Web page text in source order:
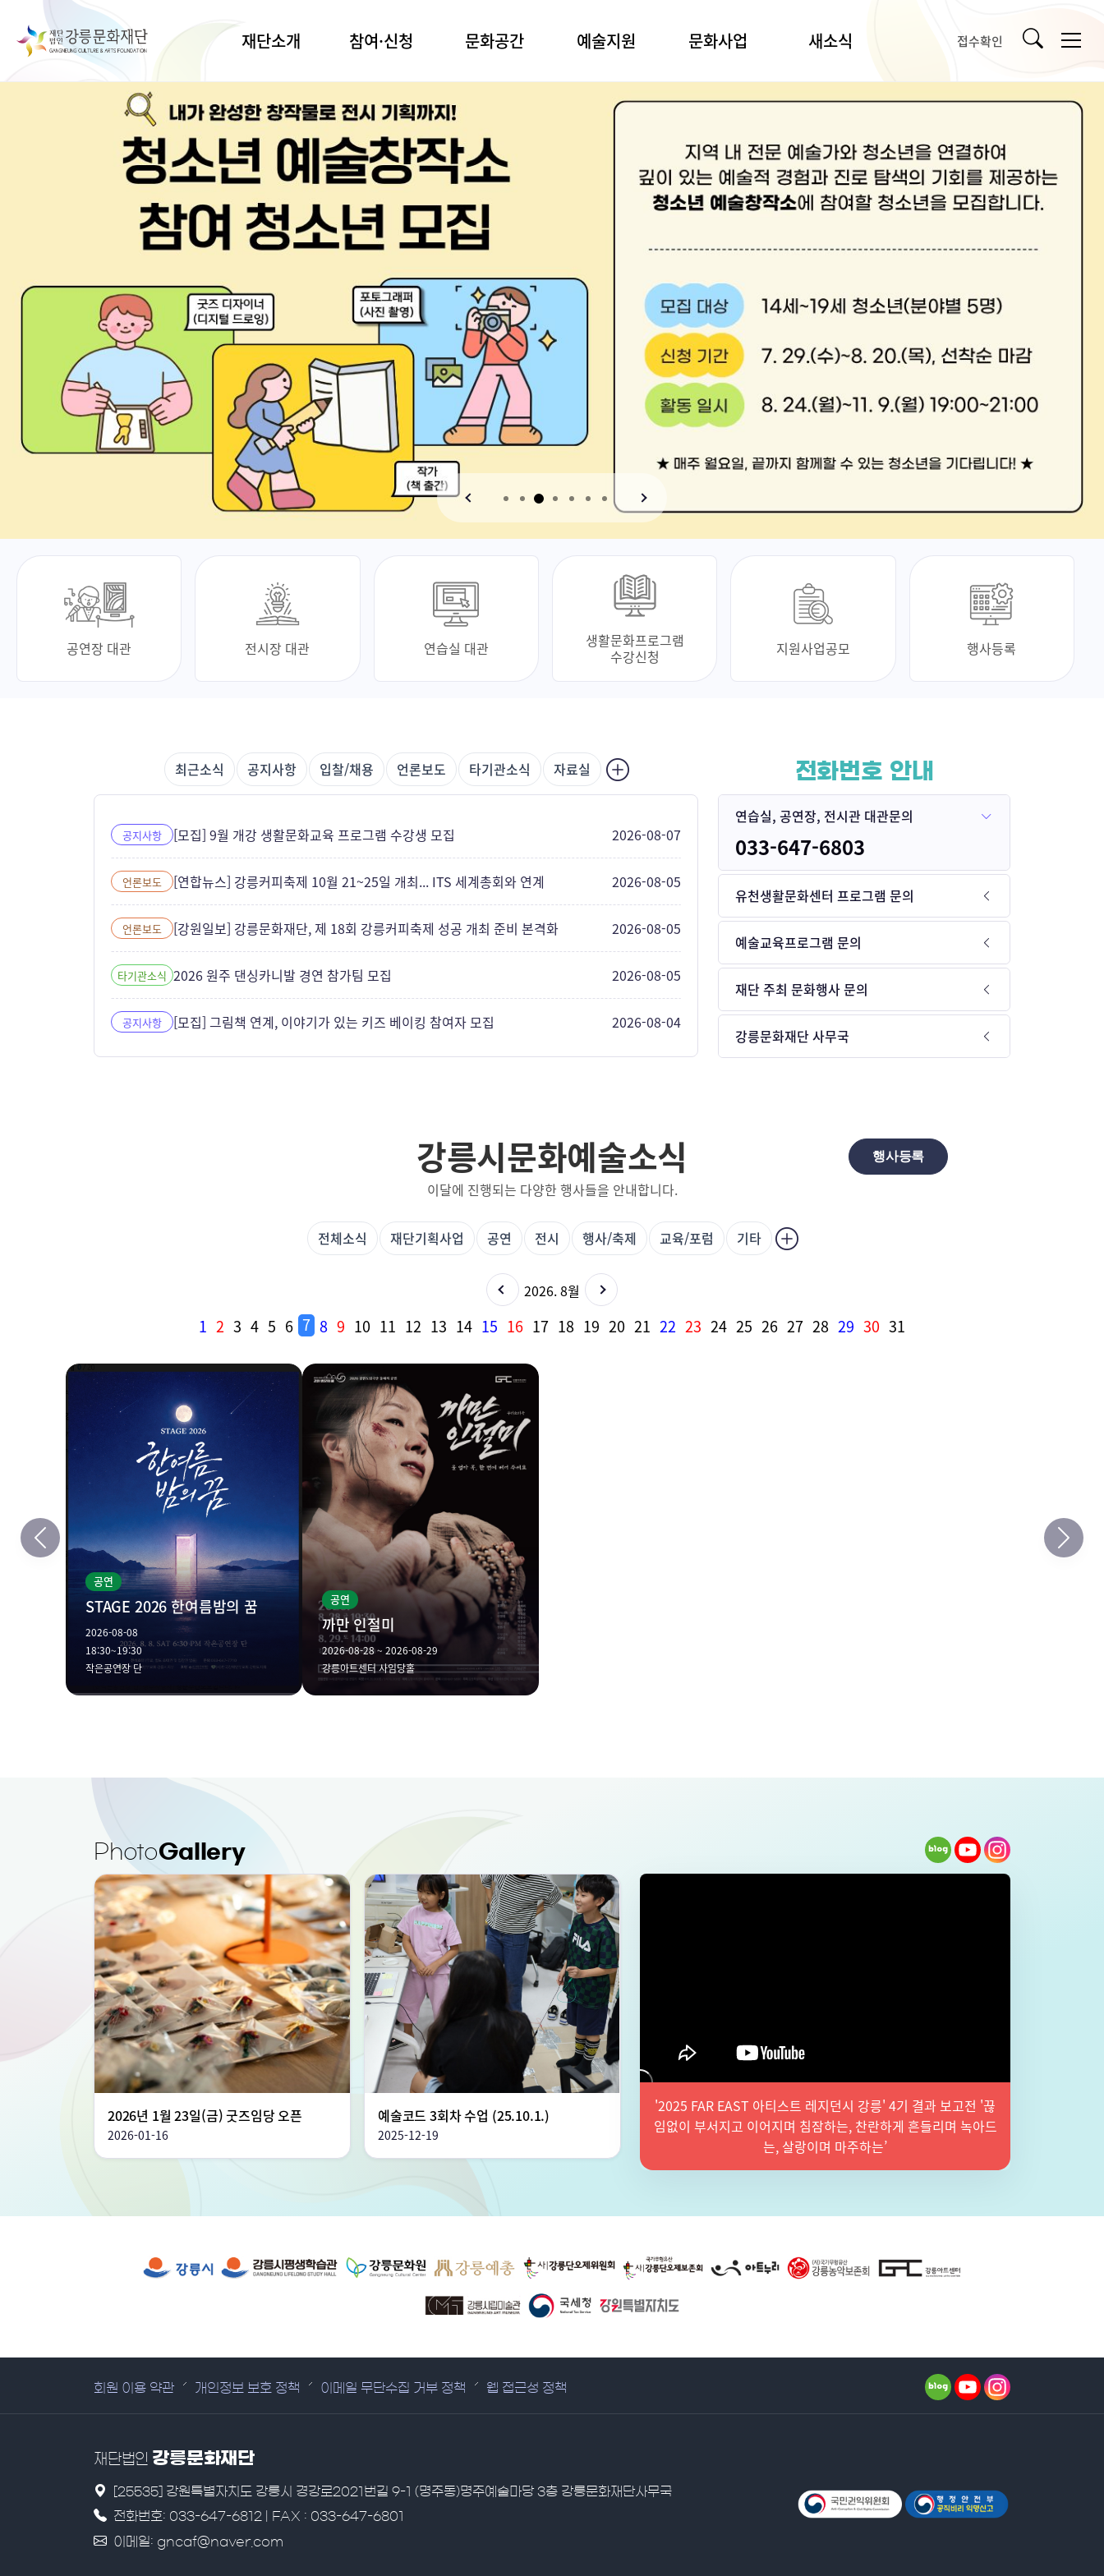
재단소개
인사말
비전·목표
연혁·CI
열린경영
경영공시
참여·신청
공간대관
공연장
전시장
생활문화 프로그램
명주예술마당 2동
임당생활문화센터
예술교육 프로그램
문화공간
명주예술마당
명주예술마당 2동
임당생활문화센터
유천생활문화센터
시나미플랫폼
작은공연장 단
예술지원
박준용청년예술문화상
문화사업
문화예술교육
꿈의 무용단
꿈의 극단
강릉커피축제
새소식
공지사항
언론보도
강릉시문화예술소식
자료실
접수확인
메인 배너
공연장 대관 전시장 대관 연습실 대관
생활문화프로그램
수강신청
지원사업공모 행사등록
최근소식 공지사항 입찰/채용 언론보도 타기관소식 자료실
공지사항 [모집] 9월 개강 생활문화교육 프로그램 수강생 모집 2026-08-07
언론보도 [연합뉴스] 강릉커피축제 10월 21~25일 개최... ITS 세계총회와 연계 2026-08-05
언론보도 [강원일보] 강릉문화재단, 제 18회 강릉커피축제 성공 개최 준비 본격화 2026-08-05
타기관소식 2026 원주 댄싱카니발 경연 참가팀 모집 2026-08-05
공지사항 [모집] 그림책 연계, 이야기가 있는 키즈 베이킹 참여자 모집 2026-08-04
전화번호 안내
연습실, 공연장, 전시관 대관문의
033-647-6803
유천생활문화센터 프로그램 문의
예술교육프로그램 문의
재단 주최 문화행사 문의
강릉문화재단 사무국
행사등록
강릉시문화예술소식
이달에 진행되는 다양한 행사들을 안내합니다.
전체소식 재단기획사업 공연 전시 행사/축제 교육/포럼 기타
2026. 8월
1 2 3 4 5 6 7 8 9 10 11 12 13 14 15 16 17 18 19 20 21 22 23 24 25 26 27 28 29 30 31
공연
STAGE 2026 한여름밤의 꿈
2026-08-08
18:30~19:30
작은공연장 단
공연
까만 인절미
2026-08-28 ~ 2026-08-29
강릉아트센터 사임당홀
PhotoGallery
2026년 1월 23일(금) 굿즈임당 오픈
2026-01-16
예술코드 3회차 수업 (25.10.1.)
2025-12-19
'2025 FAR EAST 아티스트 레지던시 강릉' 4기 결과 보고전 '끊
임없이 부서지고 이어지며 침잠하는, 찬란하게 흔들리며 녹아드
는, 살랑이며 마주하는’
회원 이용 약관 개인정보 보호 정책 이메일 무단수집 거부 정책 웹 접근성 정책
재단법인 강릉문화재단
[25535] 강원특별자치도 강릉시 경강로2021번길 9-1 (명주동)명주예술마당 3층 강릉문화재단사무국
전화번호: 033-647-6812 | FAX : 033-647-6801
이메일: gncaf@naver.com